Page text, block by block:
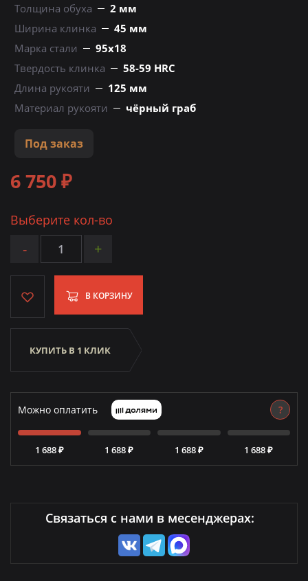
Толщина обуха
2 мм
Ширина клинка
45 мм
Марка стали
95х18
Твердость клинка
58-59 HRC
Длина рукояти
125 мм
Материал рукояти
чёрный граб
Под заказ
6 750 ₽
Выберите кол-во
- +
В КОРЗИНУ
КУПИТЬ В 1 КЛИК
Можно оплатить ?
1 688 ₽ 1 688 ₽ 1 688 ₽ 1 688 ₽
Связаться с нами в месенджерах: